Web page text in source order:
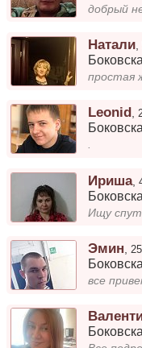
добрый
Натали
простая
Leonid
.
Ириша,
Ищу
Эмин
все